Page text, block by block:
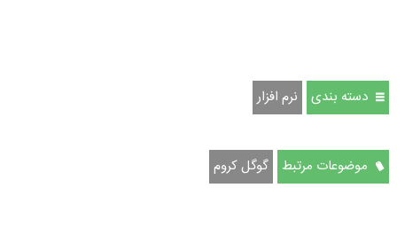
دسته بندی نرم افزار
موضوعات مرتبط گوگل کروم